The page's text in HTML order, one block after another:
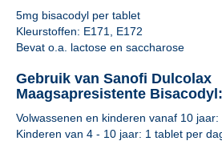
5mg bisacodyl per tablet
Kleurstoffen: E171, E172
Bevat o.a. lactose en saccharose
Gebruik van Sanofi Dulcolax
Maagsapresistente Bisacodyl:
Volwassenen en kinderen vanaf 10 jaar:
Kinderen van 4 - 10 jaar: 1 tablet per